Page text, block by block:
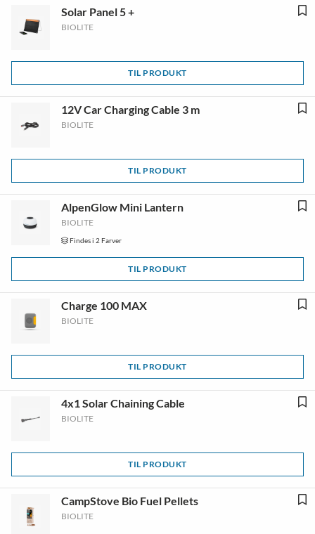
Solar Panel 5 +
BIOLITE
TIL PRODUKT
12V Car Charging Cable 3 m
BIOLITE
TIL PRODUKT
AlpenGlow Mini Lantern
BIOLITE
Findes i 2 Farver
TIL PRODUKT
Charge 100 MAX
BIOLITE
TIL PRODUKT
4x1 Solar Chaining Cable
BIOLITE
TIL PRODUKT
CampStove Bio Fuel Pellets
BIOLITE